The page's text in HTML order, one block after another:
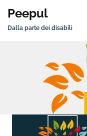
Peepul
Dalla parte dei disabili